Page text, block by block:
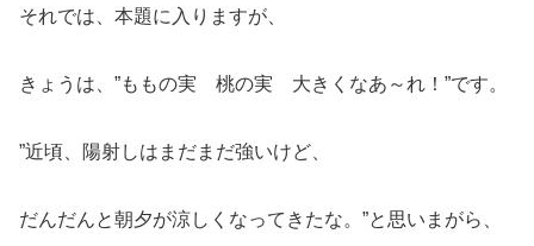
それでは、本題に入りますが、
きょうは、”ももの実 桃の実 大きくなあ～れ！”です。
”近頃、陽射しはまだまだ強いけど、
だんだんと朝夕が涼しくなってきたな。”と思いまがら、